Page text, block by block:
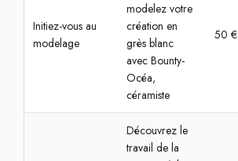
Initiez-vous au
modelage
modelez votre
création en
grès blanc
avec Bounty-
Océa,
céramiste
50 €
Découvrez le
travail de la